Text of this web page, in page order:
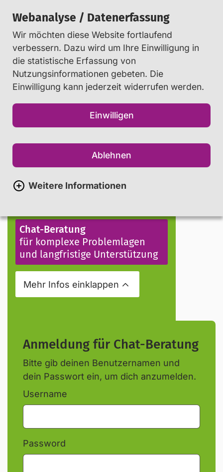
Webanalyse / Datenerfassung
Wir möchten diese Website fortlaufend
verbessern. Dazu wird um Ihre Einwilligung in
die statistische Erfassung von
Nutzungsinformationen gebeten. Die
Einwilligung kann jederzeit widerrufen werden.
Einwilligen
Ablehnen
Weitere Informationen
Startseite ... Beratung
Login für Jugendliche
Chat-Beratung
für komplexe Problemlagen
und langfristige Unterstützung
Mehr Infos einklappen
Anmeldung für Chat-Beratung
Bitte gib deinen Benutzernamen und
dein Passwort ein, um dich anzumelden.
Username
Password